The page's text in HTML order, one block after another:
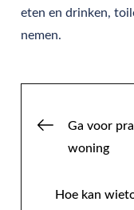
eten en drinken,
nemen.
Post
Ga voor
woning
Hoe kan